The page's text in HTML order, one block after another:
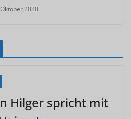
2020
Hilger spricht mit